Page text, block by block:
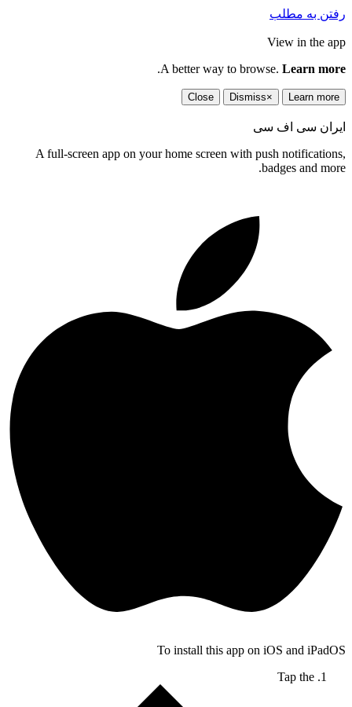
رفتن به مطلب
View in the app
A better way to browse. Learn more
.
Learn more
×
Dismiss
Close
ایران سی اف سی
A full-screen app on your home screen with push notifications,
badges and more.
To install this app on iOS and iPadOS
Tap the